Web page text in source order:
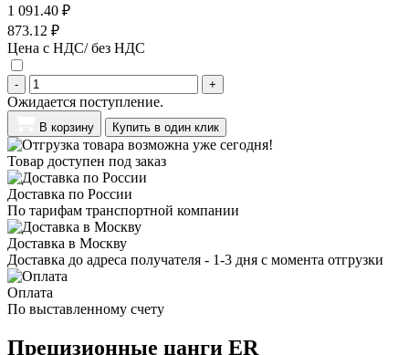
1 091.40 ₽
873.12 ₽
Цена с НДС/ без НДС
- +
Ожидается поступление.
В корзину Купить в один клик
Товар доступен под заказ
Доставка по России
По тарифам транспортной компании
Доставка в Москву
Доставка до адреса получателя - 1-3 дня с момента отгрузки
Оплата
По выставленному счету
Прецизионные цанги ER